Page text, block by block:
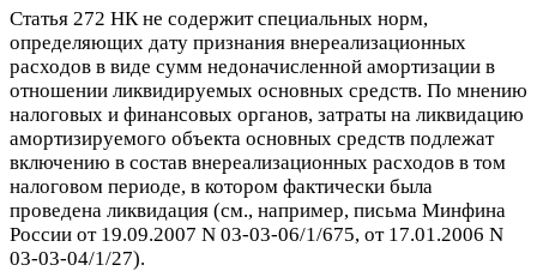
Статья 272 НК не содержит специальных норм,
определяющих дату признания внереализационных
расходов в виде сумм недоначисленной амортизации в
отношении ликвидируемых основных средств. По мнению
налоговых и финансовых органов, затраты на ликвидацию
амортизируемого объекта основных средств подлежат
включению в состав внереализационных расходов в том
налоговом периоде, в котором фактически была
проведена ликвидация (см., например, письма Минфина
России от 19.09.2007 N 03-03-06/1/675, от 17.01.2006 N
03-03-04/1/27).